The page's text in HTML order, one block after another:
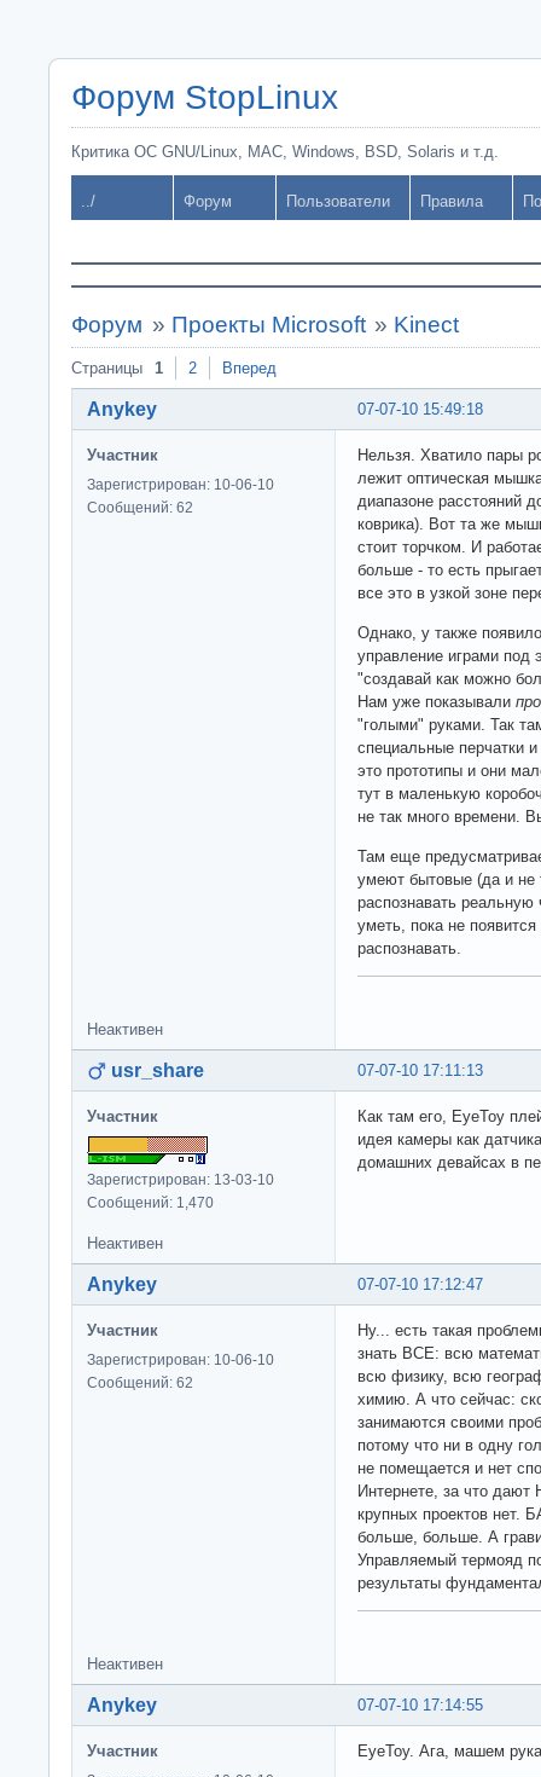
Форум StopLinux
Критика ОС GNU/Linux, MAC, Windows, BSD, Solaris и т.д.
../ Форум Пользователи Правила
Форум » Проекты Microsoft » Kinect
Страницы 1 2 Вперед
07-07-10 15:49:18
Anykey
Участник
Зарегистрирован: 10-06-10
Сообщений: 62
Нельзя. Хватило пары
лежит оптическая
диапазоне расстояний
коврика). Вот та же
стоит торчком. И
больше - то есть
все это в узкой зоне
Однако, у также
управление играми под
"создавай как можно
Нам уже показывали
"голыми" руками. Так
специальные перчатки
это прототипы и они
тут в маленькую
не так много времени.
Там еще
умеют бытовые (да и не
распознавать
уметь, пока не
распознавать.
Неактивен
07-07-10 17:11:13
usr_share
Участник
Зарегистрирован: 13-03-10
Сообщений: 1,470
Как там его, EyeToy
идея камеры как
домашних девайсах в
Неактивен
07-07-10 17:12:47
Anykey
Участник
Зарегистрирован: 10-06-10
Сообщений: 62
Ну... есть такая
знать ВСЕ: всю
всю физику, всю
химию. А что сейчас:
занимаются своими
потому что ни в одну
не помещается и нет
Интернете, за что дают
крупных проектов нет.
больше, больше. А
Управляемый термояд
результаты
Неактивен
07-07-10 17:14:55
Anykey
Участник EyeToy. Ага, машем